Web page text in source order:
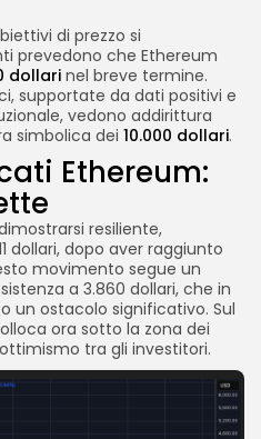
di prezzo si
prevedono che Ethereum
dollari nel breve termine.
supportate da dati positivi e
vedono addirittura
simbolica dei 10.000 dollari.
Ethereum:
resiliente,
dollari, dopo aver raggiunto
movimento segue un
a 3.860 dollari, che in
un ostacolo significativo. Sul
ora sotto la zona dei
tra gli investitori.